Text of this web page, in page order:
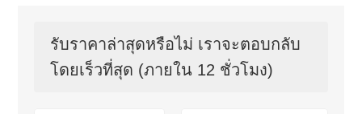
รับราคาล่าสุดหรือไม่ เราจะตอบกลับ
โดยเร็วที่สุด (ภายใน 12 ชั่วโมง)